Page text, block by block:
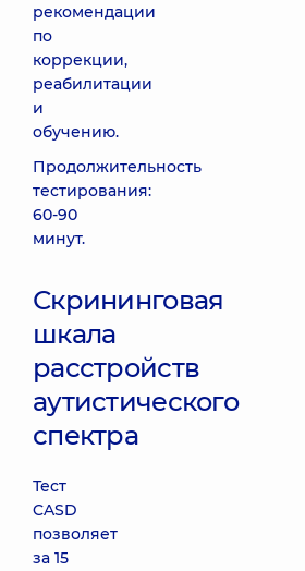
рекомендации
по
коррекции,
реабилитации
и
обучению.
Продолжительность
тестирования:
60-90
минут.
Скрининговая
шкала
расстройств
аутистического
спектра
Тест
CASD
позволяет
за 15